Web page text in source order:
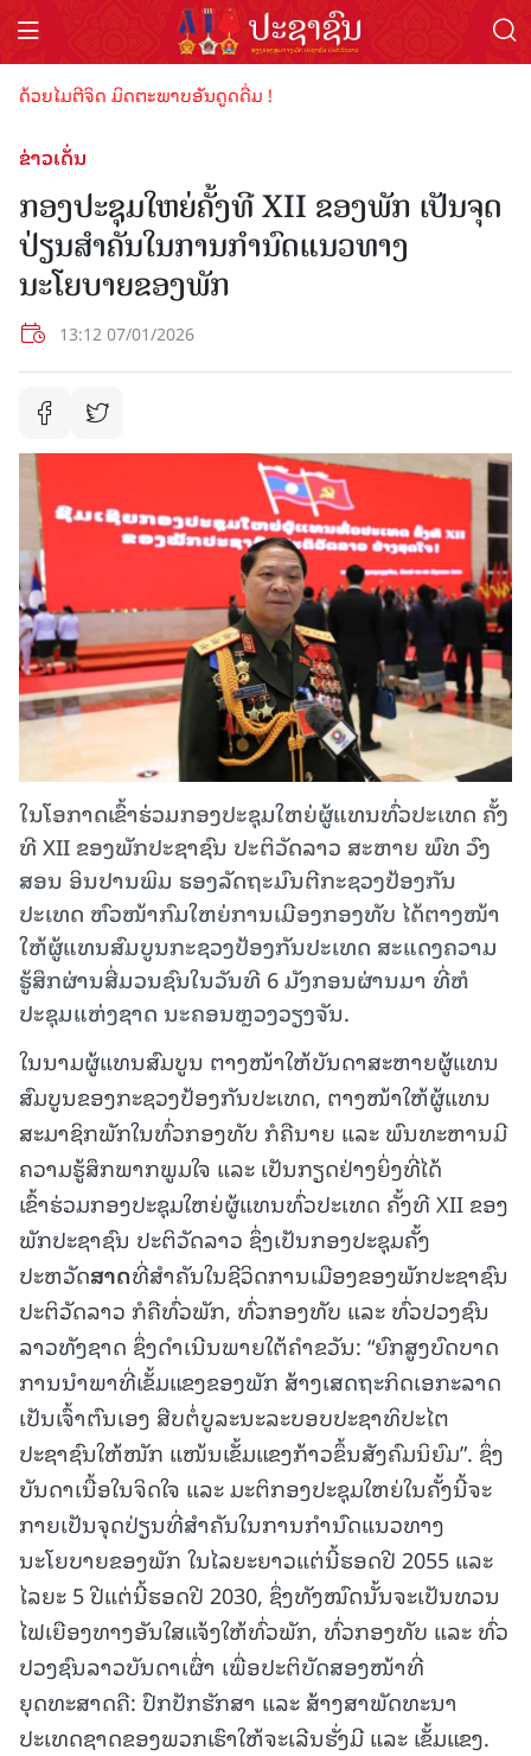
ຍໄມຕີຈິດ ມິດຕະພາບອັນດູດດື່ມ !
ຂ່າວເດັ່ນ
ກອງປະຊຸມໃຫຍ່ຄັ້ງທີ XII ຂອງພັກ ເປັນຈຸດ
ປ່ຽນສຳຄັນໃນການກໍານົດແນວທາງ
ນະໂຍບາຍຂອງພັກ
13:12 07/01/2026
ໃນໂອກາດເຂົ້າຮ່ວມກອງປະຊຸມໃຫຍ່ຜູ້ແທນທົ່ວປະເທດ ຄັ້ງ
ທີ XII ຂອງພັກປະຊາຊົນ ປະຕິວັດລາວ ສະຫາຍ ພົທ ວົງ
ສອນ ອິນປານພິມ ຮອງລັດຖະມົນຕີກະຊວງປ້ອງກັນ
ປະເທດ ຫົວໜ້າກົມໃຫຍ່ການເມືອງກອງທັບ ໄດ້ຕາງໜ້າ
ໃຫ້ຜູ້ແທນສົມບູນກະຊວງປ້ອງກັນປະເທດ ສະແດງຄວາມ
ຮູ້ສຶກຜ່ານສື່ມວນຊົນໃນວັນທີ 6 ມັງກອນຜ່ານມາ ທີ່ຫໍ
ປະຊຸມແຫ່ງຊາດ ນະຄອນຫຼວງວຽງຈັນ.
ໃນນາມຜູ້ແທນສົມບູນ ຕາງໜ້າໃຫ້ບັນດາສະຫາຍຜູ້ແທນ
ສົມບູນຂອງກະຊວງປ້ອງກັນປະເທດ, ຕາງໜ້າໃຫ້ຜູ້ແທນ
ສະມາຊິກພັກໃນທົ່ວກອງທັບ ກໍຄືນາຍ ແລະ ພົນທະຫານມີ
ຄວາມຮູ້ສຶກພາກພູມໃຈ ແລະ ເປັນກຽດຢ່າງຍິ່ງທີ່ໄດ້
ເຂົ້າຮ່ວມກອງປະຊຸມໃຫຍ່ຜູ້ແທນທົ່ວປະເທດ ຄັ້ງທີ XII ຂອງ
ພັກປະຊາຊົນ ປະຕິວັດລາວ ຊຶ່ງເປັນກອງປະຊຸມຄັ້ງ
ປະຫວັດສາດທີ່ສຳຄັນໃນຊີວິດການເມືອງຂອງພັກປະຊາຊົນ
ປະຕິວັດລາວ ກໍຄືທົ່ວພັກ, ທົ່ວກອງທັບ ແລະ ທົ່ວປວງຊົນ
ລາວທັງຊາດ ຊຶ່ງດຳເນີນພາຍໃຕ້ຄຳຂວັນ: “ຍົກສູງບົດບາດ
ການນຳພາທີ່ເຂັ້ມແຂງຂອງພັກ ສ້າງເສດຖະກິດເອກະລາດ
ເປັນເຈົ້າຕົນເອງ ສືບຕໍ່ບູລະນະລະບອບປະຊາທິປະໄຕ
ປະຊາຊົນໃຫ້ໜັກ ແໜ້ນເຂັ້ມແຂງກ້າວຂຶ້ນສັງຄົມນິຍົມ”. ຊຶ່ງ
ບັນດາເນື້ອໃນຈິດໃຈ ແລະ ມະຕິກອງປະຊຸມໃຫຍ່ໃນຄັ້ງນີ້ຈະ
ກາຍເປັນຈຸດປ່ຽນທີ່ສຳຄັນໃນການກຳນົດແນວທາງ
ນະໂຍບາຍຂອງພັກ ໃນໄລຍະຍາວແຕ່ນີ້ຮອດປີ 2055 ແລະ
ໄລຍະ 5 ປີແຕ່ນີ້ຮອດປີ 2030, ຊຶ່ງທັງໝົດນັ້ນຈະເປັນທວນ
ໄຟເຍືອງທາງອັນໃສແຈ້ງໃຫ້ທົ່ວພັກ, ທົ່ວກອງທັບ ແລະ ທົ່ວ
ປວງຊົນລາວບັນດາເຜົ່າ ເພື່ອປະຕິບັດສອງໜ້າທີ່
ຍຸດທະສາດຄື: ປົກປັກຮັກສາ ແລະ ສ້າງສາພັດທະນາ
ປະເທດຊາດຂອງພວກເຮົາໃຫ້ຈະເລີນຮັ່ງມີ ແລະ ເຂັ້ມແຂງ.